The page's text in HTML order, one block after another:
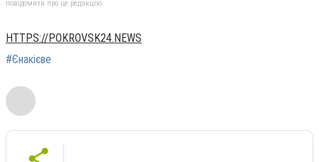
повідомити про це редакцію
HTTPS://POKROVSK24.NEWS
#Єнакієве